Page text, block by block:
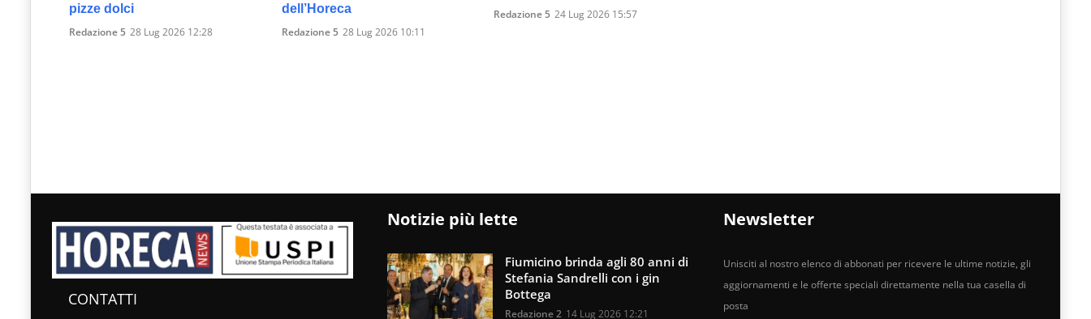
pizze dolci
Redazione 5 28 Lug 2026 12:28
dell’Horeca
Redazione 5 28 Lug 2026 10:11
Redazione 5 24 Lug 2026 15:57
CONTATTI
Notizie più lette
Fiumicino brinda agli 80 anni di
Stefania Sandrelli con i gin
Bottega
Redazione 2 14 Lug 2026 12:21
Newsletter
Unisciti al nostro elenco di abbonati per ricevere le ultime notizie, gli
aggiornamenti e le offerte speciali direttamente nella tua casella di
posta